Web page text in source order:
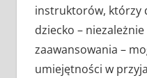
instruktorów, którzy
dziecko –
zaawansowania –
umiejętności w